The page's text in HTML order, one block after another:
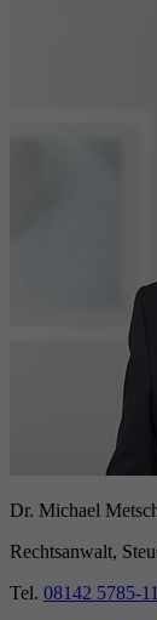
Dr. Michael
Rechtsanwalt,
Tel. 08142 5785-11